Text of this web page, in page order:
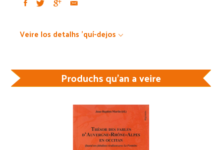
Veire los detalhs 'quí-dejos
Produchs qu'an a veire